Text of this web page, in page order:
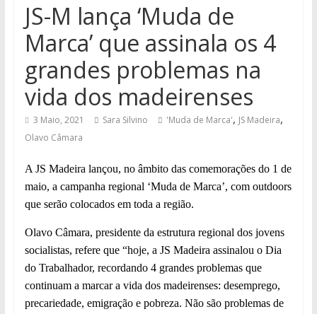
JS-M lança ‘Muda de
Marca’ que assinala os 4
grandes problemas na
vida dos madeirenses
3 Maio, 2021 Sara Silvino 'Muda de Marca', JS Madeira,
Olavo Câmara
AJS Madeira lançou, no âmbito das comemorações do 1 de
maio, a campanha regional ‘Muda de Marca’, com outdoors
que serão colocados em toda a região.
Olavo Câmara, presidente da estrutura regional dos jovens
socialistas, refere que “hoje, a JS Madeira assinalou o Dia
do Trabalhador, recordando 4 grandes problemas que
continuam a marcar a vida dos madeirenses: desemprego,
precariedade, emigração e pobreza. Não são problemas de